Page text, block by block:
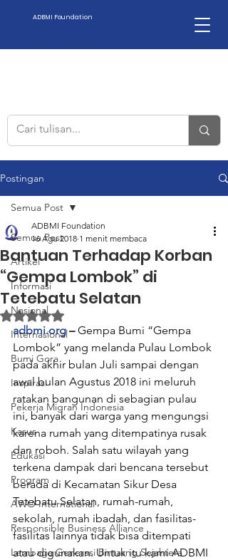
ADBMI Foundation
Postingan
Semua Post
Artikel
Informasi
Nasional
Internasional
Bumi Gora
Inspirasi
Pekerja Migran Indonesia
Kasus
Edukasi
Program
AWO International
Responsible Business Alliance
Lembaga Generasi Bintasng Sejahtera
Semua Post
Bantuan Terhadap Korban
“Gempa Lombok” di
Tetebatu Selatan
ADBMI Foundation
16 Agu 2018 1 menit membaca
Dinilai NaN dari 5 bintang.
adbmi.org – Gempa Bumi “Gempa
Lombok” yang melanda Pulau Lombok
pada akhir bulan Juli sampai dengan
awal bulan Agustus 2018 ini meluruh
ratakan bangunan di sebagian pulau
ini, banyak dari warga yang mengungsi
karena rumah yang ditempatinya rusak
dan roboh. Salah satu wilayah yang
terkena dampak dari bencana tersebut
berada di Kecamatan Sikur Desa
Tetebatu Selatan, rumah-rumah,
sekolah, rumah ibadah, dan fasilitas-
fasilitas lainnya tidak bisa ditempati
atau digunakan. Untuk itu kami ADBMI